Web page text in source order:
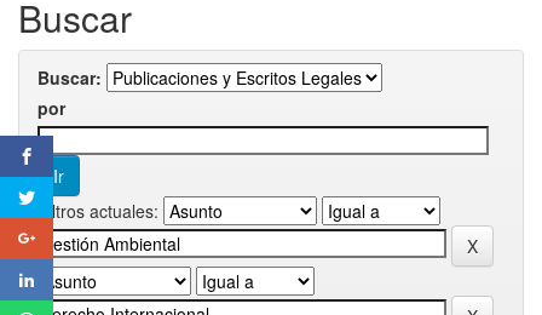
Buscar
Buscar:
por
Filtros actuales: